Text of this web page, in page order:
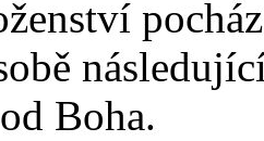
Boha.